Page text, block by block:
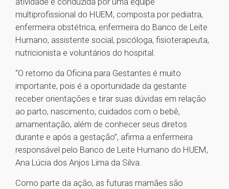
multiprofissional do HUEM, composta por pediatra,
enfermeira obstétrica, enfermeira do Banco de Leite
Humano, assistente social, psicóloga, fisioterapeuta,
nutricionista e voluntários do hospital.
“O retorno da Oficina para Gestantes é muito
importante, pois é a oportunidade da gestante
receber orientações e tirar suas dúvidas em relação
ao parto, nascimento, cuidados com o bebê,
amamentação, além de conhecer seus diretos
durante e após a gestação”, afirma a enfermeira
responsável pelo Banco de Leite Humano do HUEM,
Ana Lúcia dos Anjos Lima da Silva.
Como parte da ação, as futuras mamães são